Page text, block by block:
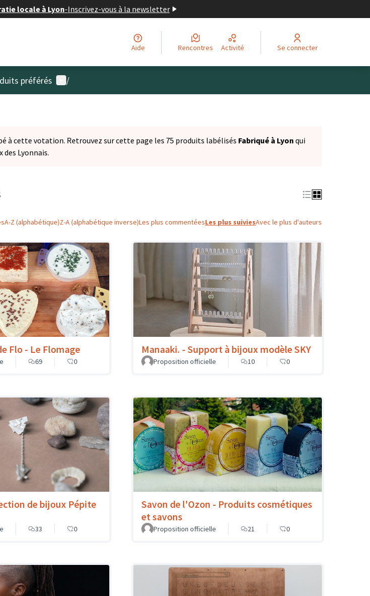
locale à Lyon-Inscrivez-vous à la newsletter
Aide Rencontres Activité Se connecter
préférés Menu utilisateur
/
à cette votation. Retrouvez sur cette page les 75 produits labélisés Fabriqué à Lyon qui
des Lyonnais.
A-Z (alphabétique)Z-A (alphabétique inverse)Les plus commentéesLes plus suiviesAvec le plus d'auteurs
Flo - Le Flomage
69 0
Manaaki. - Support à bijoux modèle SKY
Proposition officielle 10 0
de bijoux Pépite
33 0
Savon de l'Ozon - Produits cosmétiques
et savons
Proposition officielle 21 0